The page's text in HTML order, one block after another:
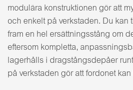
modulära konstruktionen gör att
och enkelt på verkstaden. Du kan
fram en hel ersättningsstång om
eftersom kompletta,
lagerhålls i dragstångsdepåer
på verkstaden gör att fordonet